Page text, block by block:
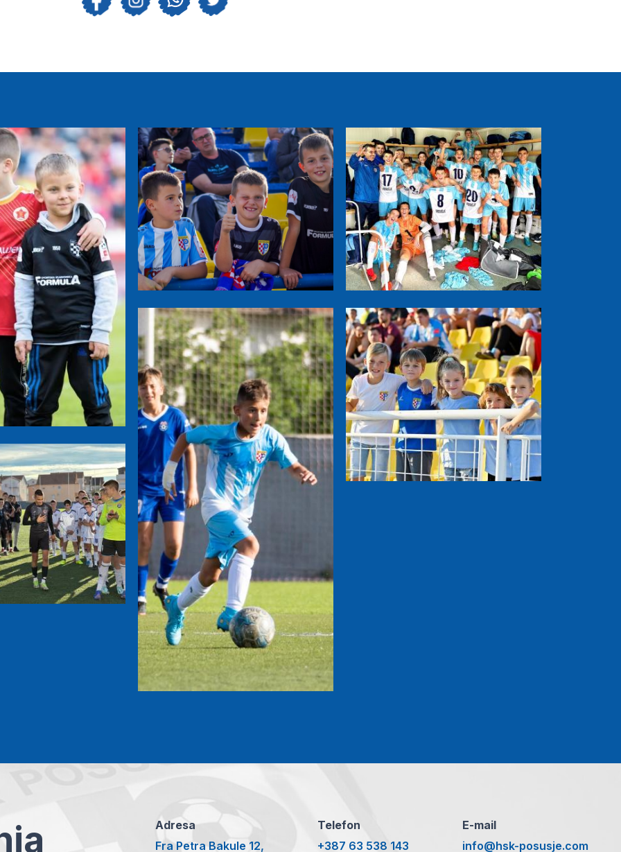
Adresa
Fra Petra Bakule 12,
Telefon
+387 63 538 143
E-mail
info@hsk-posusje.com